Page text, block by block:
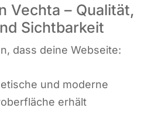
Vechta – Qualität,
Sichtbarkeit
dass dei­ne Webseite:
und moder­ne
erhält